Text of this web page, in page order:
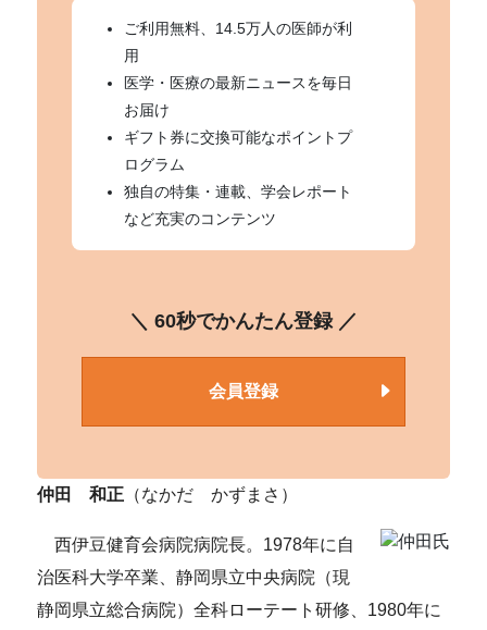
ご利用無料、14.5万人の医師が利
用
医学・医療の最新ニュースを毎日
お届け
ギフト券に交換可能なポイントプ
ログラム
独自の特集・連載、学会レポート
など充実のコンテンツ
＼ 60秒でかんたん登録 ／
会員登録
仲田 和正 （なかだ かずまさ）
西伊豆健育会病院病院長。1978年に自
治医科大学卒業、静岡県立中央病院（現
静岡県立総合病院）全科ローテート研修、1980年に